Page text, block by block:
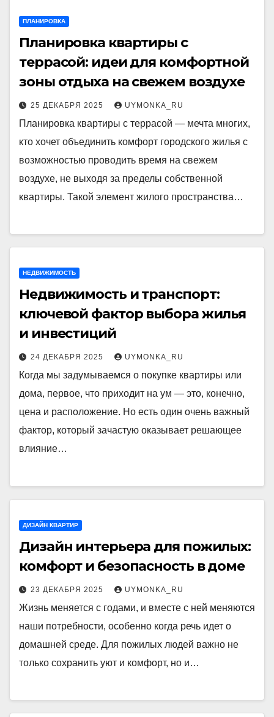
ПЛАНИРОВКА
Планировка квартиры с
террасой: идеи для комфортной
зоны отдыха на свежем воздухе
25 ДЕКАБРЯ 2025 UYMONKA_RU
Планировка квартиры с террасой — мечта многих,
кто хочет объединить комфорт городского жилья с
возможностью проводить время на свежем
воздухе, не выходя за пределы собственной
квартиры. Такой элемент жилого пространства…
НЕДВИЖИМОСТЬ
Недвижимость и транспорт:
ключевой фактор выбора жилья
и инвестиций
24 ДЕКАБРЯ 2025 UYMONKA_RU
Когда мы задумываемся о покупке квартиры или
дома, первое, что приходит на ум — это, конечно,
цена и расположение. Но есть один очень важный
фактор, который зачастую оказывает решающее
влияние…
ДИЗАЙН КВАРТИР
Дизайн интерьера для пожилых:
комфорт и безопасность в доме
23 ДЕКАБРЯ 2025 UYMONKA_RU
Жизнь меняется с годами, и вместе с ней меняются
наши потребности, особенно когда речь идет о
домашней среде. Для пожилых людей важно не
только сохранить уют и комфорт, но и…